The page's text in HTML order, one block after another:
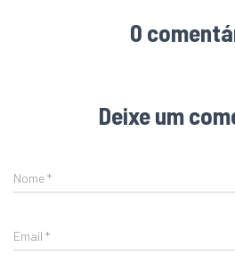
0
Deixe um
Nome*
Email *